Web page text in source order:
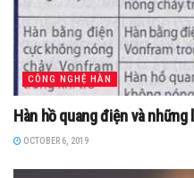
CÔNG NGHỆ HÀN
Hàn hồ quang điện và những
OCTOBER 6, 2019